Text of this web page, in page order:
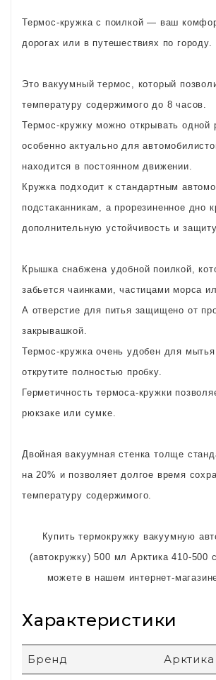
Термос-кружка с поилкой — ваш
дорогах или в путешествиях по городу.
Это вакуумный термос, который
температуру содержимого до 8 часов.
Термос-кружку можно открывать одной
особенно актуально для
находится в постоянном движении.
Кружка подходит к стандартным
подстаканникам, а прорезиненное дно
дополнительную устойчивость и
Крышка снабжена удобной поилкой,
забьется чаинками, частицами морса
А отверстие для питья защищено от
закрывашкой.
Термос-кружка очень удобен для
открутите полностью пробку.
Герметичность термоса-кружки
рюкзаке или сумке.
Двойная вакуумная стенка толще
на 20% и позволяет долгое время
температуру содержимого.
Купить термокружку вакуумную
(автокружку) 500 мл Арктика 410-500
можете в нашем интернет-
Характеристики
Бренд Арктика